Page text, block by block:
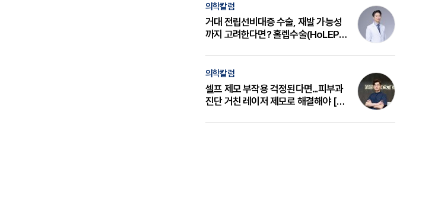
의학칼럼
거대 전립선비대증 수술, 재발 가능성
까지 고려한다면? 홀렙수술(HoLEP)
의학칼럼
셀프 제모 부작용 걱정된다면...피부과
진단 거친 레이저 제모로 해결해야 [변